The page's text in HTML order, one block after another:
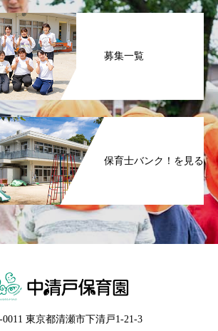
募集一覧
保育士バンク！を見る
0011 東京都清瀬市下清戸1-21-3